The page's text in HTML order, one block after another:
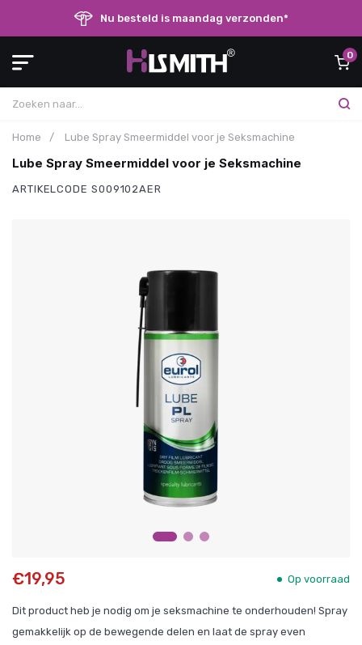
Nu besteld is maandag verzonden*
0
Home / Lube Spray Smeermiddel voor je Seksmachine
Lube Spray Smeermiddel voor je Seksmachine
ARTIKELCODE S009102AER
€19,95 Op voorraad
Dit product heb je nodig om je seksmachine te onderhouden! Spray
gemakkelijk op de bewegende delen en laat de spray even